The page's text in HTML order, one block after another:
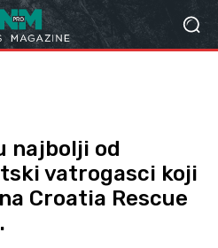
najbolji od
vatrogasci koji
Croatia Rescue